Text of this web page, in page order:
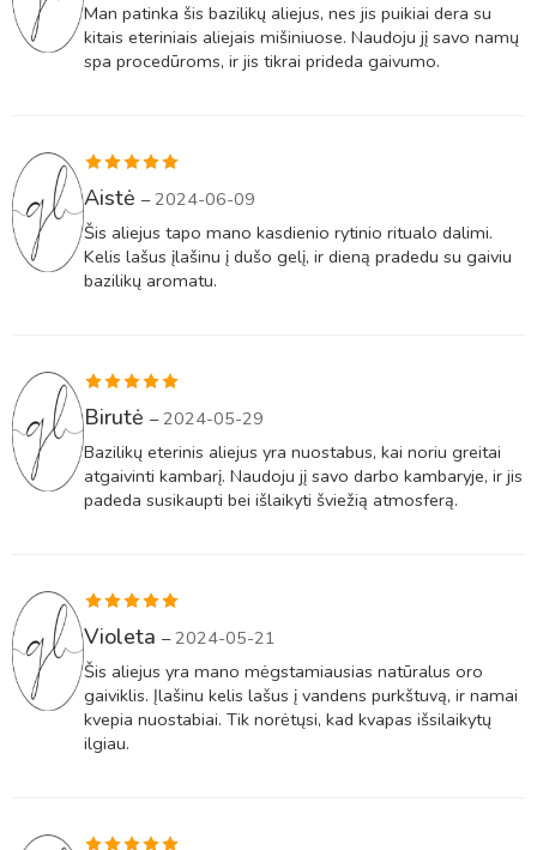
Man patinka šis bazilikų aliejus, nes jis puikiai dera su
kitais eteriniais aliejais mišiniuose. Naudoju jį savo namų
spa procedūroms, ir jis tikrai prideda gaivumo.
Įvertinimas:
5
Aistė – 2024-06-09
Šis aliejus tapo mano kasdienio rytinio ritualo dalimi.
Kelis lašus įlašinu į dušo gelį, ir dieną pradedu su gaiviu
bazilikų aromatu.
Įvertinimas:
Birutė – 2024-05-29
Bazilikų eterinis aliejus yra nuostabus, kai noriu greitai
atgaivinti kambarį. Naudoju jį savo darbo kambaryje, ir jis
padeda susikaupti bei išlaikyti šviežią atmosferą.
Įvertinimas:
5
Violeta – 2024-05-21
Šis aliejus yra mano mėgstamiausias natūralus oro
gaiviklis. Įlašinu kelis lašus į vandens purkštuvą, ir namai
kvepia nuostabiai. Tik norėtųsi, kad kvapas išsilaikytų
ilgiau.